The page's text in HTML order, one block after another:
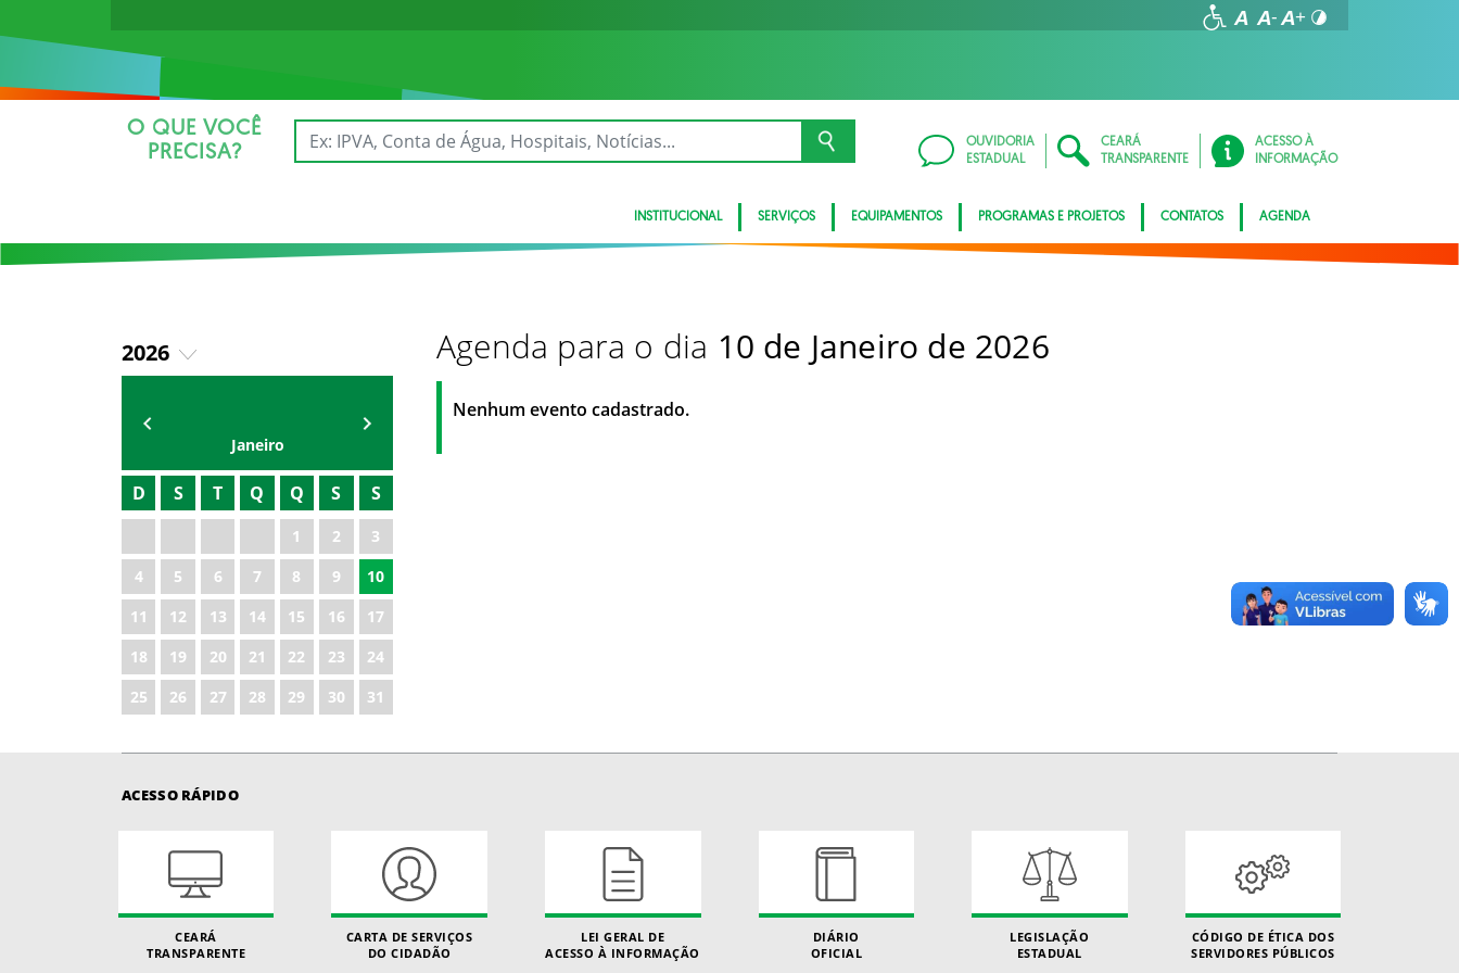
O QUE VOCÊ
PRECISA?
OUVIDORIA
ESTADUAL
CEARÁ
TRANSPARENTE
ACESSO À
INFORMAÇÃO
INSTITUCIONAL SERVIÇOS EQUIPAMENTOS PROGRAMAS E PROJETOS CONTATOS AGENDA
2026
Janeiro
D S T Q Q S S
1 2
3
4
5 6 7 8 9
10
11
12 13 14 15 16
17
18
19 20 21 22 23
24
25
26 27 28 29 30 31
Agenda para o dia 10 de Janeiro de 2026
Nenhum evento cadastrado.
ACESSO RÁPIDO
CEARÁ
TRANSPARENTE
CARTA DE SERVIÇOS
DO CIDADÃO
LEI GERAL DE
ACESSO À INFORMAÇÃO
DIÁRIO
OFICIAL
LEGISLAÇÃO
ESTADUAL
CÓDIGO DE ÉTICA DOS
SERVIDORES PÚBLICOS